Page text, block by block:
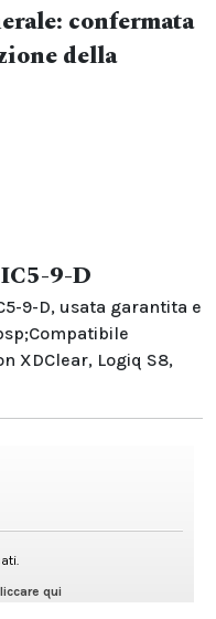
confermata
della
9-D
9-D, usata garantita e
XDClear, Logiq S8,